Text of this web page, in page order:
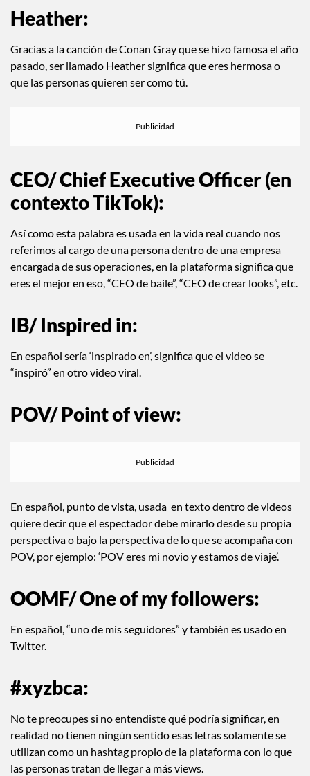
Heather:
Gracias a la canción de Conan Gray que se hizo famosa el año
pasado, ser llamado Heather significa que eres hermosa o
que las personas quieren ser como tú.
CEO/ Chief Executive Officer (en
contexto TikTok):
Así como esta palabra es usada en la vida real cuando nos
referimos al cargo de una persona dentro de una empresa
encargada de sus operaciones, en la plataforma significa que
eres el mejor en eso, “CEO de baile”, “CEO de crear looks”, etc.
IB/ Inspired in:
En español sería ‘inspirado en’, significa que el video se
“inspiró” en otro video viral.
POV/ Point of view:
En español, punto de vista, usada en texto dentro de videos
quiere decir que el espectador debe mirarlo desde su propia
perspectiva o bajo la perspectiva de lo que se acompaña con
POV, por ejemplo: ‘POV eres mi novio y estamos de viaje’.
OOMF/ One of my followers:
En español, “uno de mis seguidores” y también es usado en
Twitter.
#xyzbca:
No te preocupes si no entendiste qué podría significar, en
realidad no tienen ningún sentido esas letras solamente se
utilizan como un hashtag propio de la plataforma con lo que
las personas tratan de llegar a más views.